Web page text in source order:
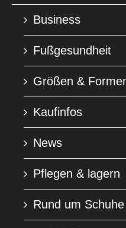
Business
Fußgesundheit
Größen &
Kaufinfos
News
Pflegen & lagern
Rund um Schuhe